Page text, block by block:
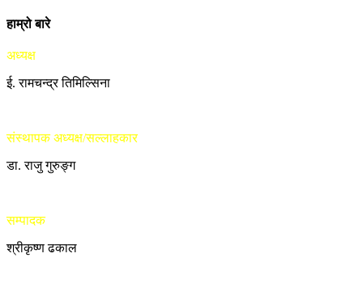
हाम्रो बारे
अध्यक्ष
ई. रामचन्द्र तिमिल्सिना
संस्थापक अध्यक्ष/सल्लाहकार
डा. राजु गुरुङ्ग
सम्पादक
श्रीकृष्ण ढकाल